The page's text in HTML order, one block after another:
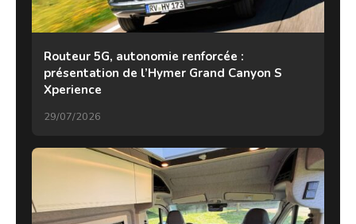
Routeur 5G, autonomie renforcée :
présentation de l’Hymer Grand Canyon S
Xperience
29/07/2026